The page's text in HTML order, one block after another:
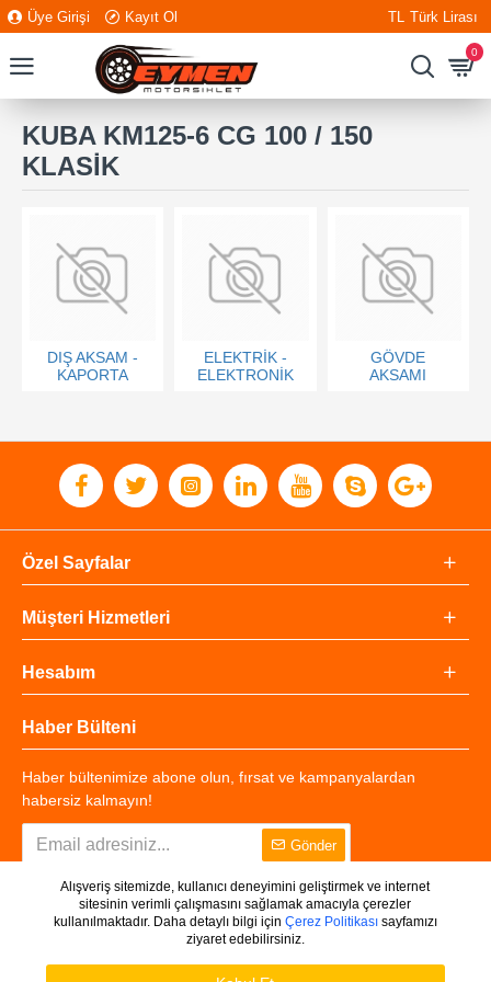
Üye Girişi Kayıt Ol TL Türk Lirası
0
KUBA KM125-6 CG 100 / 150
KLASİK
DIŞ AKSAM -
KAPORTA
ELEKTRİK -
ELEKTRONİK
GÖVDE
AKSAMI
Özel Sayfalar
Müşteri Hizmetleri
Hesabım
Haber Bülteni
Haber bültenimize abone olun, fırsat ve kampanyalardan
habersiz kalmayın!
Gönder
Copyright © 2025 - Tüm Hakları Saklıdır.
Alışveriş sitemizde, kullanıcı deneyimini geliştirmek ve internet
sitesinin verimli çalışmasını sağlamak amacıyla çerezler
kullanılmaktadır. Daha detaylı bilgi için Çerez Politikasısayfamızı
ziyaret edebilirsiniz.